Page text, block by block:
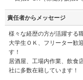
責任者からメッセージ
様々な経歴の方が活躍する
大学生ＯＫ、フリーター歓
す！
居酒屋、工場内作業、飲食
社に多数在籍しています！